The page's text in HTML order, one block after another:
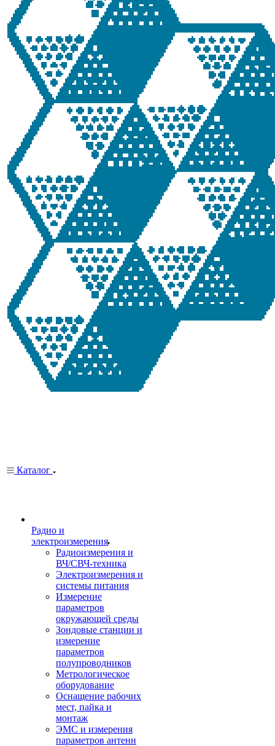
Каталог
Радио и
электроизмерения
Радиоизмерения и
ВЧ/СВЧ-техника
Электроизмерения и
системы питания
Измерение
параметров
окружающей среды
Зондовые станции и
измерение
параметров
полупроводников
Метрологическое
оборудование
Оснащение рабочих
мест, пайка и
монтаж
ЭМС и измерения
параметров антенн